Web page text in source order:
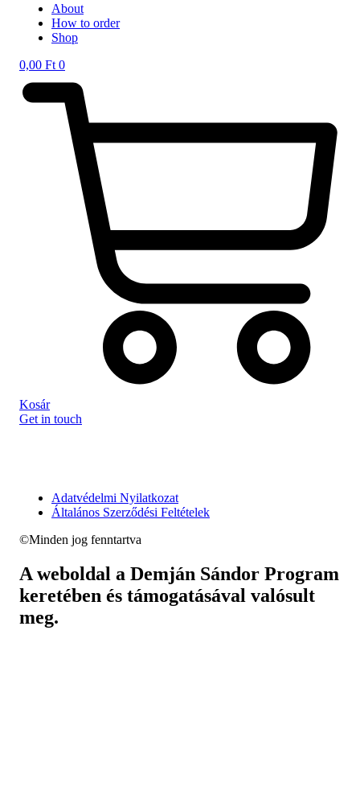
About
How to order
Shop
0,00 Ft 0
Kosár
Get in touch
Adatvédelmi Nyilatkozat
Általános Szerződési Feltételek
©Minden jog fenntartva
A weboldal a Demján Sándor Program
keretében és támogatásával valósult
meg.